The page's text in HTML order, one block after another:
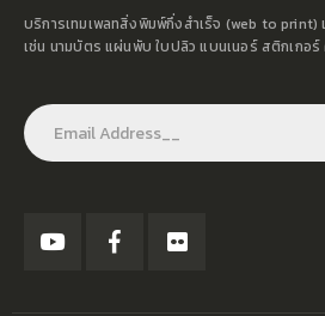
บริการเทมเพลทสิ่งพิมพ์กึ่งสำเร็จ (web to print)
เช่น นามบัตร แผ่นพับ ใบปลิว แบนเนอร์ สติกเกอ